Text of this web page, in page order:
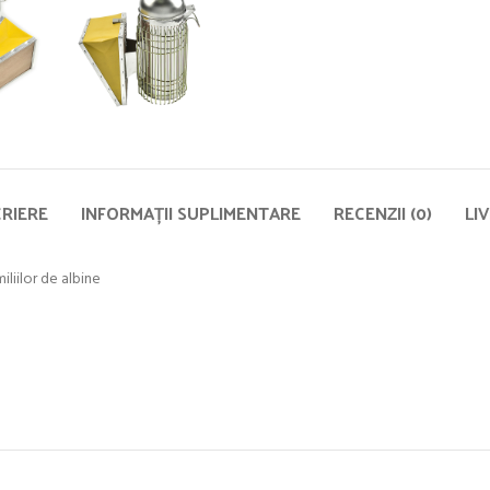
INFORMAȚII SUPLIMENTARE RECENZII (0)
de albine